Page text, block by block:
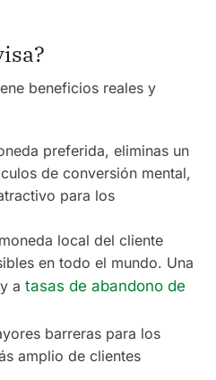
beneficios reales y
preferida, eliminas un
de conversión mental,
para los
local del cliente
en todo el mundo. Una
a tasas de abandono de
barreras para los
amplio de clientes